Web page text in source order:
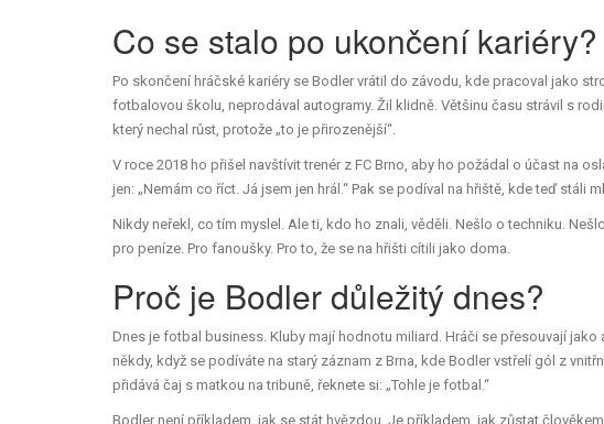
Co se stalo po ukončení kariéry?
Po skončení hráčské kariéry se Bodler vrátil do závodu, kde pracoval jako
fotbalovou školu, neprodával autogramy. Žil klidně. Většinu času strávil s
který nechal růst, protože „to je přirozenější“.
V roce 2018 ho přišel navštívit trenér z FC Brno, aby ho požádal o účast na
jen: „Nemám co říct. Já jsem jen hrál.“ Pak se podíval na hřiště, kde teď stáli
Nikdy neřekl, co tím myslel. Ale ti, kdo ho znali, věděli. Nešlo o techniku.
pro peníze. Pro fanoušky. Pro to, že se na hřišti cítili jako doma.
Proč je Bodler důležitý dnes?
Dnes je fotbal business. Kluby mají hodnotu miliard. Hráči se přesouvají
někdy, když se podíváte na starý záznam z Brna, kde Bodler vstřelí gól z
přidává čaj s matkou na tribuně, řeknete si: „Tohle je fotbal.“
Bodler není příkladem, jak se stát hvězdou. Je příkladem, jak zůstat